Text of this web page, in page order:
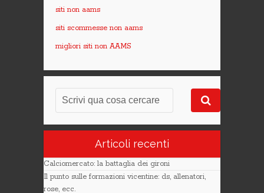
siti non aams
siti scommesse non aams
migliori siti non AAMS
Articoli recenti
Calciomercato: la battaglia dei gironi
Il punto sulle formazioni vicentine: ds, allenatori,
rose, ecc.